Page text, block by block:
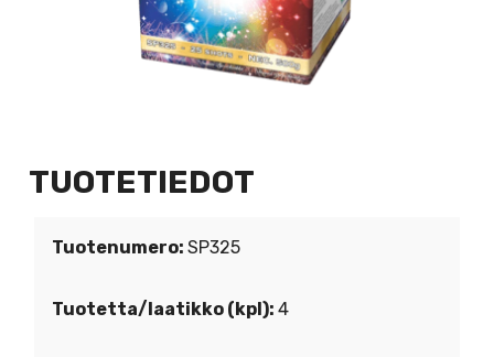
TUOTETIEDOT
Tuotenumero:SP325
Tuotetta/laatikko (kpl):4